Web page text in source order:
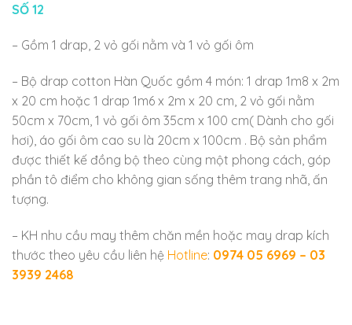
SỐ 12
– Gồm 1 drap, 2 vỏ gối nằm và 1 vỏ gối ôm
– Bộ drap cotton Hàn Quốc gồm 4 món: 1 drap 1m8 x 2m
x 20 cm hoặc 1 drap 1m6 x 2m x 20 cm, 2 vỏ gối nằm
50cm x 70cm, 1 vỏ gối ôm 35cm x 100 cm( Dành cho gối
hơi), áo gối ôm cao su là 20cm x 100cm . Bộ sản phẩm
được thiết kế đồng bộ theo cùng một phong cách, góp
phần tô điểm cho không gian sống thêm trang nhã, ấn
tượng.
– KH nhu cầu may thêm chăn mền hoặc may drap kích
thước theo yêu cầu liên hệ Hotline: 0974 05 6969 – 03
3939 2468